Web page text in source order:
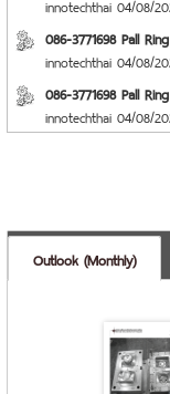
086-3771698 Pall
innotechthai 04/08/
086-3771698 Pall
innotechthai 04/08/
Outlook (Monthly)